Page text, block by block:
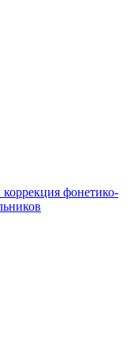
фонетико-